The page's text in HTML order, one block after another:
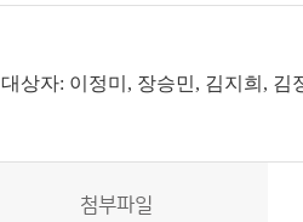
대상자: 이정미, 장승민, 김지희, 김
첨부파일